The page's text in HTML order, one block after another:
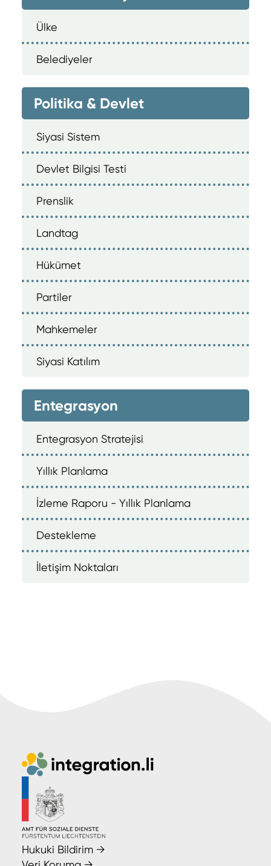
Ülke
Belediyeler
Politika & Devlet
Siyasi Sistem
Devlet Bilgisi Testi
Prenslik
Landtag
Hükümet
Partiler
Mahkemeler
Siyasi Katılım
Entegrasyon
Entegrasyon Stratejisi
Yıllık Planlama
İzleme Raporu - Yıllık Planlama
Destekleme
İletişim Noktaları
Hukuki Bildirim →